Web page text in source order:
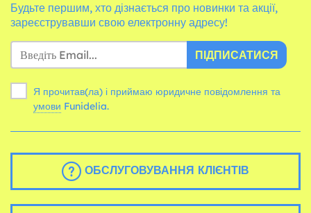
Будьте першим, хто дізнається про новинки та акції,
зареєструвавши свою електронну адресу!
ПІДПИСАТИСЯ
Я прочитав(ла) і приймаю юридичне повідомлення та
умови Funidelia.
ОБСЛУГОВУВАННЯ КЛІЄНТІВ